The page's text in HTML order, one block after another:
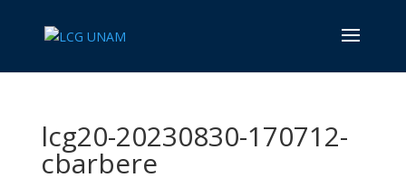
lcg20-20230830-170712-
cbarbere